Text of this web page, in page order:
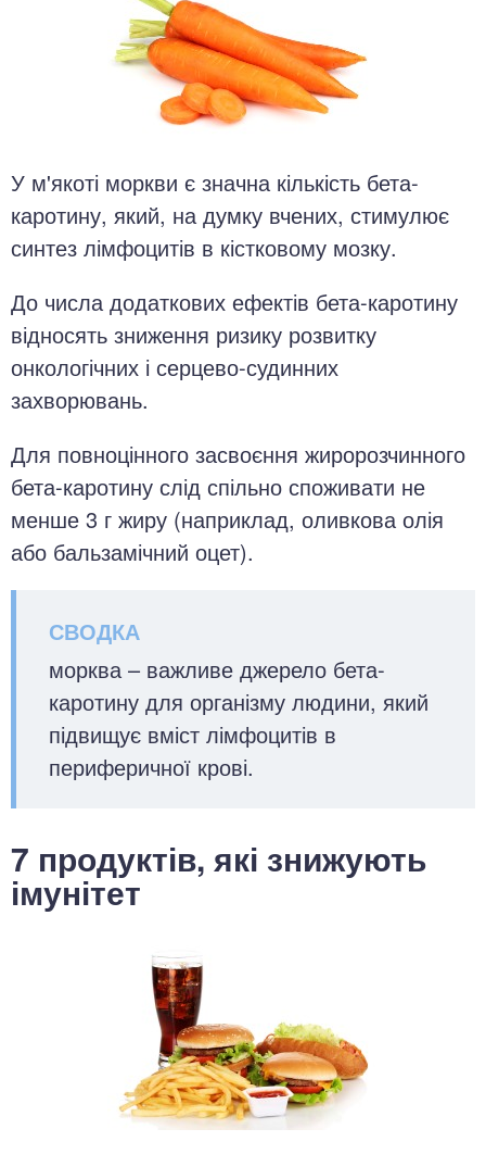
У м'якоті моркви є значна кількість бета-
каротину, який, на думку вчених, стимулює
синтез лімфоцитів в кістковому мозку.
До числа додаткових ефектів бета-каротину
відносять зниження ризику розвитку
онкологічних і серцево-судинних
захворювань.
Для повноцінного засвоєння жиророзчинного
бета-каротину слід спільно споживати не
менше 3 г жиру (наприклад, оливкова олія
або бальзамічний оцет).
морква – важливе джерело бета-
каротину для організму людини, який
підвищує вміст лімфоцитів в
периферичної крові.
7 продуктів, які знижують
імунітет